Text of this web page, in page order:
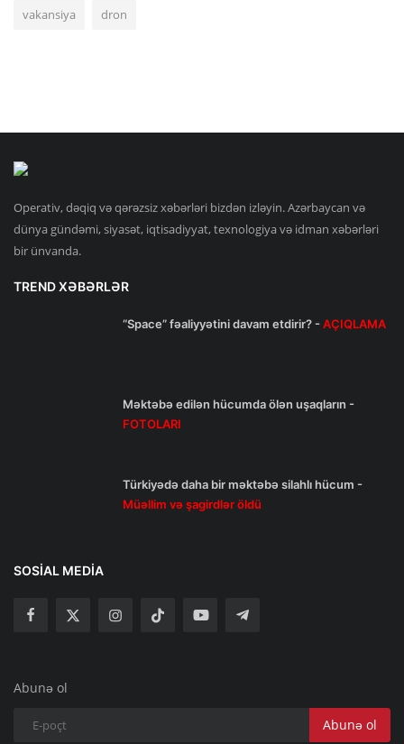
vakansiya dron
Operativ, dəqiq və qərəzsiz xəbərləri bizdən izləyin. Azərbaycan və
dünya gündəmi, siyasət, iqtisadiyyat, texnologiya və idman xəbərləri
bir ünvanda.
TREND XƏBƏRLƏR
“Space” fəaliyyətini davam etdirir? -AÇIQLAMA
Məktəbə edilən hücumda ölən uşaqların -
FOTOLARI
Türkiyədə daha bir məktəbə silahlı hücum -
Müəllim və şagirdlər öldü
SOSIAL MEDIA
Abunə ol
Abunə ol